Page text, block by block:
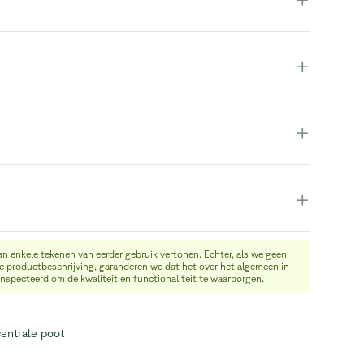
+
+
+
enkele tekenen van eerder gebruik vertonen. Echter, als we geen
productbeschrijving, garanderen we dat het over het algemeen in
om de kwaliteit en functionaliteit te waarborgen.
poot